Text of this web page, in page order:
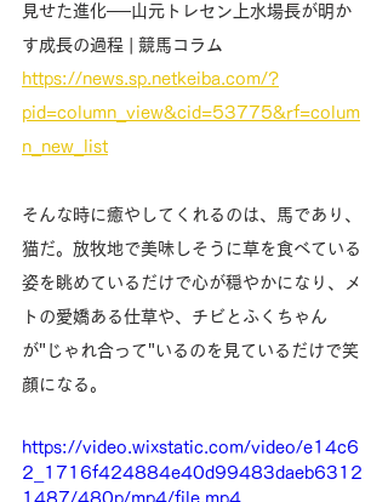
見せた進化──山元トレセン上水場長が明か
す成長の過程 | 競馬コラム
https://news.sp.netkeiba.com/?
pid=column_view&cid=53775&rf=colum
n_new_list
そんな時に癒やしてくれるのは、馬であり、
猫だ。放牧地で美味しそうに草を食べている
姿を眺めているだけで心が穏やかになり、メ
トの愛嬌ある仕草や、チビとふくちゃん
が"じゃれ合って"いるのを見ているだけで笑
顔になる。
https://video.wixstatic.com/video/e14c6
2_1716f424884e40d99483daeb6312